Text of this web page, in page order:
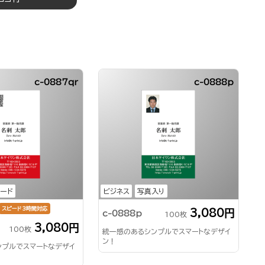
ド
c-0887qr
スピード3時間対応
100枚 3,080円
ルでスマートなデザイ
ビジネス 写真入り
c-0888p
c-0888p 100枚 3,080円
統一感のあるシンプルでスマートなデザイ
ン！